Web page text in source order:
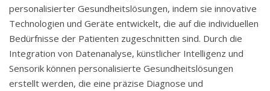
personalisierter Gesundheitslösungen, indem sie innovative
Technologien und Geräte entwickelt, die auf die individuellen
Bedürfnisse der Patienten zugeschnitten sind. Durch die
Integration von Datenanalyse, künstlicher Intelligenz und
Sensorik können personalisierte Gesundheitslösungen
erstellt werden, die eine präzise Diagnose und